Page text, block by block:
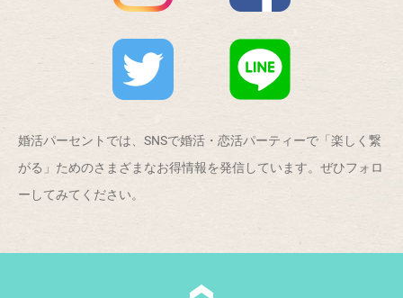
婚活パーセントでは、SNSで婚活・恋活パーティーで「楽しく繋
がる」ためのさまざまなお得情報を発信しています。ぜひフォロ
ーしてみてください。